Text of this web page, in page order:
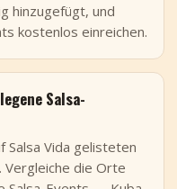
hinzugefügt, und
kostenlos einreichen.
Salsa-
Salsa Vida gelisteten
die Orte